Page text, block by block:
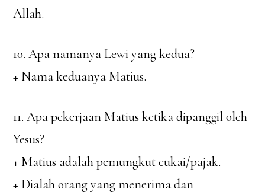
Allah.
10. Apa namanya Lewi yang kedua?
+ Nama keduanya Matius.
11. Apa pekerjaan Matius ketika dipanggil oleh
Yesus?
+ Matius adalah pemungkut cukai/pajak.
+ Dialah orang yang menerima dan